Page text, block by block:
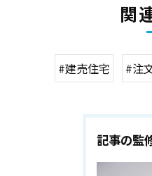
関
#建売住宅 #注
記事の監